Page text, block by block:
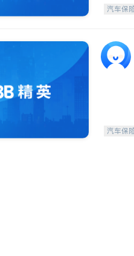
汽车保
汽车保